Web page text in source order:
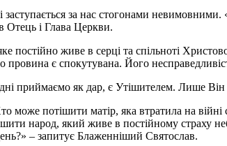
за нас стогонами
Отець і Глава Церкви.
постійно живе в серці та спільноті
є спокутувана. Його
приймаємо як дар, є Утішителем. Лише
потішити матір, яка втратила на
народ, який живе в постійному страху
– запитує Блаженніший Святослав.